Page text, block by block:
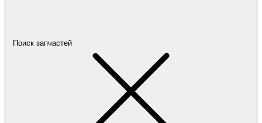
Поиск запчастей